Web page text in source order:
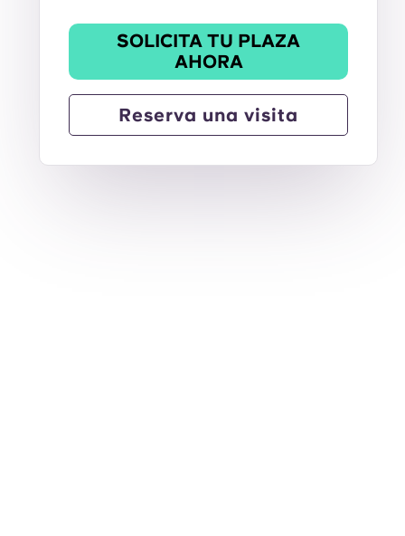
SOLICITA TU PLAZA
AHORA
Reserva una visita